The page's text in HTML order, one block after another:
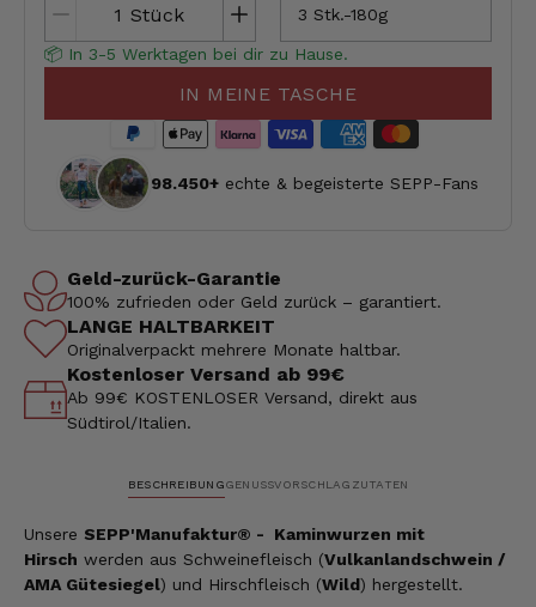
Stück 3 Stk.-180g
📦 In 3-5 Werktagen bei dir zu Hause.
IN MEINE TASCHE
98.450+ echte & begeisterte SEPP-Fans
Geld-zurück-Garantie
100% zufrieden oder Geld zurück – garantiert.
LANGE HALTBARKEIT
Originalverpackt mehrere Monate haltbar.
Kostenloser Versand ab 99€
Ab 99€ KOSTENLOSER Versand, direkt aus
Südtirol/Italien.
BESCHREIBUNGGENUSSVORSCHLAG ZUTATEN
Unsere SEPP'Manufaktur® - Kaminwurzen mit
Hirsch werden aus Schweinefleisch (Vulkanlandschwein /
AMA Gütesiegel) und Hirschfleisch (Wild) hergestellt.